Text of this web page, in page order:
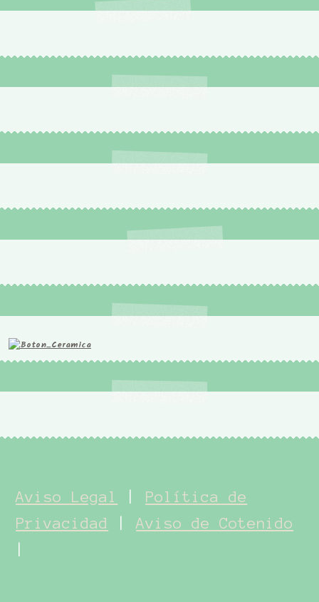
Aviso Legal
Política de
Privacidad
|Aviso de Cotenido